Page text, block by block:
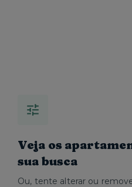
Veja os
sua busca
Ou, tente alterar ou